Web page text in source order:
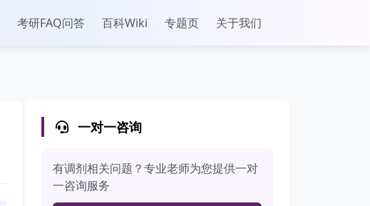
考研FAQ问答 百科Wiki 专题页 关于我们
一对一咨询
有调剂相关问题？专业老师为您提供一对
一咨询服务